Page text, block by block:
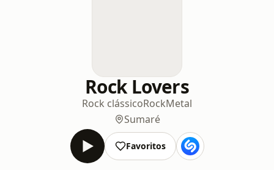
Rock Lovers
Rock clássicoRockMetal
Sumaré
Favoritos